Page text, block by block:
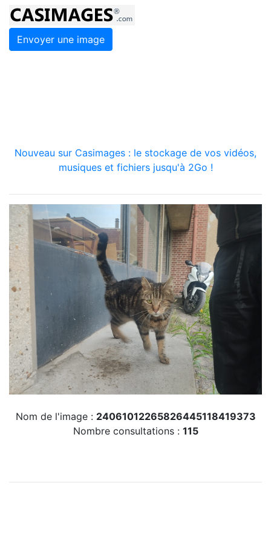
Envoyer une image
Nouveau sur Casimages : le stockage de vos vidéos,
musiques et fichiers jusqu'à 2Go !
Nom de l'image : 24061012265826445118419373
Nombre consultations : 115